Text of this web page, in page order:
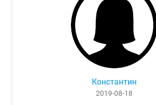
Константин
2019-08-18